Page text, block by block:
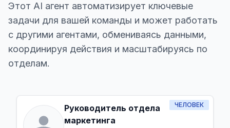
Этот AI агент автоматизирует ключевые
задачи для вашей команды и может работать
с другими агентами, обмениваясь данными,
координируя действия и масштабируясь по
отделам.
ЧЕЛОВЕК
Руководитель отдела
маркетинга